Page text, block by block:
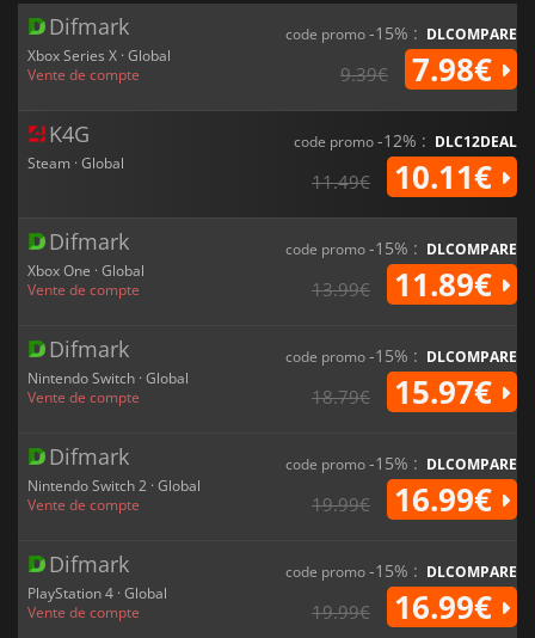
Difmark
Xbox Series X · Global
Vente de compte
code promo-15% : DLCOMPARE
9.39€ 7.98€
K4G
Steam · Global
code promo-12% : DLC12DEAL
11.49€ 10.11€
Difmark
Xbox One · Global
Vente de compte
code promo-15% : DLCOMPARE
13.99€ 11.89€
Difmark
Nintendo Switch · Global
Vente de compte
code promo-15% : DLCOMPARE
18.79€ 15.97€
Difmark
Nintendo Switch 2 · Global
Vente de compte
code promo-15% : DLCOMPARE
19.99€ 16.99€
Difmark
PlayStation 4 · Global
Vente de compte
code promo-15% : DLCOMPARE
19.99€ 16.99€